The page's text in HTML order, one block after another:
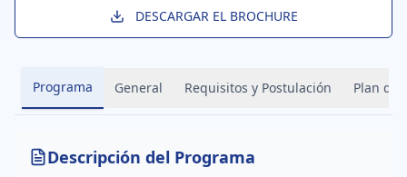
DESCARGAR EL BROCHURE
Programa General Requisitos y Postulación Plan de
Descripción del Programa